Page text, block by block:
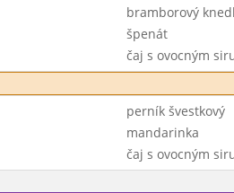
bramborový
špenát
čaj s ovocným
perník švestkový
mandarinka
čaj s ovocným